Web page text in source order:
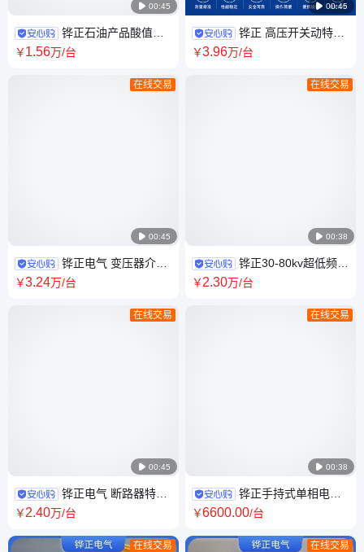
 00:45
铧正石油产品酸值全
自动测试仪酸值测量仪外贸跨
￥1.56万/台
 00:45
在线交易
铧正电气 变压器介质
损耗测试仪 彩屏精密自动介损
￥3.24万/台
 00:45
在线交易
铧正电气 断路器特性
测试仪设备 外贸CE证书可英文
￥2.40万/台
在线交易
 00:45
铧正 高压开关动特性
测试仪 断路器分析仪HZ-2009
￥3.96万/台
 00:38
在线交易
铧正30-80kv超低频高
压发生器 电缆耐压测试仪高压
￥2.30万/台
 00:38
在线交易
铧正手持式单相电能
表现场校验仪 50A电能检测仪
￥6600.00/台
在线交易